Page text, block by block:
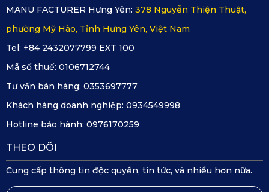
Với thiết kế hoa văn kim cương sang trọng, thảm sàn ô tô
360 Fortuner 2017 không chỉ bảo vệ sàn xe mà còn mang
đến một không gian nội thất hiện đại và đẳng cấp. Thiết
tăng thêm sự nổi bật cho không gian trong xe.
MANU FACTURER Hưng Yên: 378 Nguyễn Thiện Thuật,
phường Mỹ Hào, Tỉnh Hưng Yên, Việt Nam
Tel: +84 2432077799 EXT 100
Mã số thuế: 0106712744
Tư vấn bán hàng: 0353697777
Khách hàng doanh nghiệp: 0934549998
Hotline bảo hành: 0976170259
THEO DÕI
Cung cấp thông tin độc quyền, tin tức, và nhiều hơn nữa.